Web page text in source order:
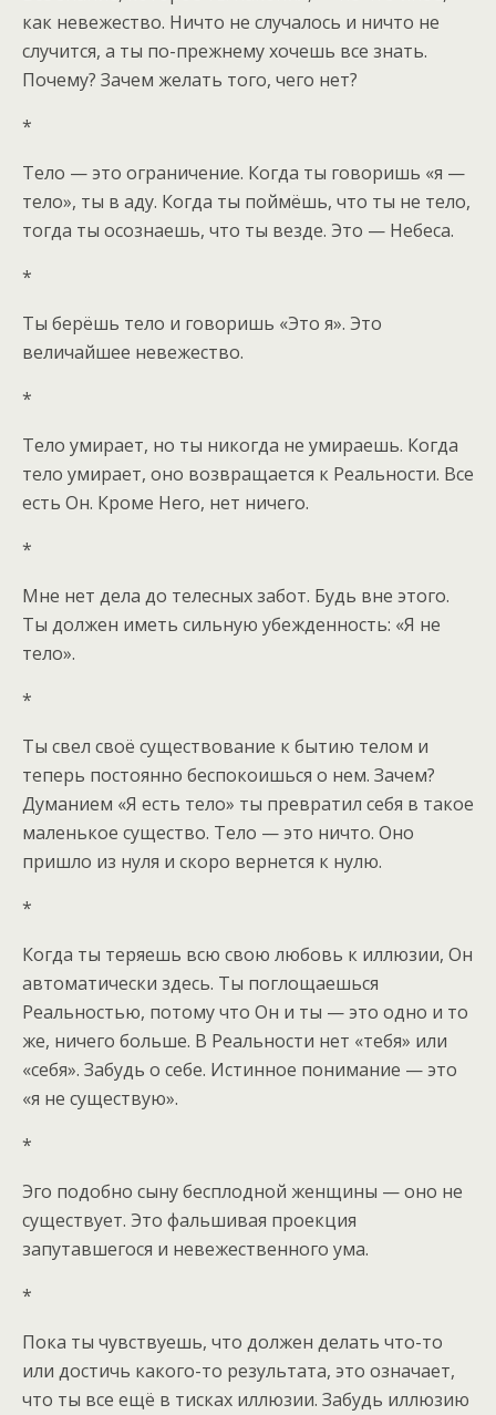
как невежество. Ничто не случалось и ничто не
случится, а ты по-прежнему хочешь все знать.
Почему? Зачем желать того, чего нет?
*
Тело — это ограничение. Когда ты говоришь «я —
тело», ты в аду. Когда ты поймёшь, что ты не тело,
тогда ты осознаешь, что ты везде. Это — Небеса.
*
Ты берёшь тело и говоришь «Это я». Это
величайшее невежество.
*
Тело умирает, но ты никогда не умираешь. Когда
тело умирает, оно возвращается к Реальности. Все
есть Он. Кроме Него, нет ничего.
*
Мне нет дела до телесных забот. Будь вне этого.
Ты должен иметь сильную убежденность: «Я не
тело».
*
Ты свел своё существование к бытию телом и
теперь постоянно беспокоишься о нем. Зачем?
Думанием «Я есть тело» ты превратил себя в такое
маленькое существо. Тело — это ничто. Оно
пришло из нуля и скоро вернется к нулю.
*
Когда ты теряешь всю свою любовь к иллюзии, Он
автоматически здесь. Ты поглощаешься
Реальностью, потому что Он и ты — это одно и то
же, ничего больше. В Реальности нет «тебя» или
«себя». Забудь о себе. Истинное понимание — это
«я не существую».
*
Эго подобно сыну бесплодной женщины — оно не
существует. Это фальшивая проекция
запутавшегося и невежественного ума.
*
Пока ты чувствуешь, что должен делать что-то
или достичь какого-то результата, это означает,
что ты все ещё в тисках иллюзии. Забудь иллюзию